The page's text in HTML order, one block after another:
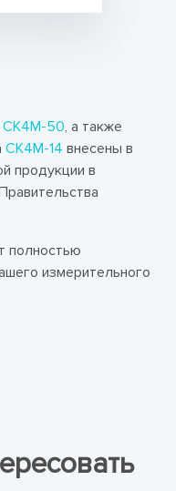
СК4М-50, а также
СК4М-14 внесены в
продукции в
полностью
измерительного